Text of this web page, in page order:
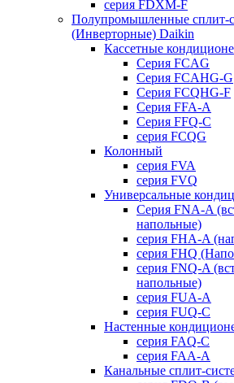
серия FDXM-F
Полупромышленные сплит-
(Инверторные) Daikin
Кассетные
Серия FCAG
Серия FCAHG-G
Серия FCQHG-F
Серия FFA-A
Серия FFQ-C
серия FCQG
Колонный
серия FVA
серия FVQ
Универсальные
Серия FNA-A
напольные)
серия FHA-A
серия FHQ
серия FNQ-A
напольные)
серия FUA-A
серия FUQ-C
Настенные
серия FAQ-C
серия FAA-A
Канальные сплит-